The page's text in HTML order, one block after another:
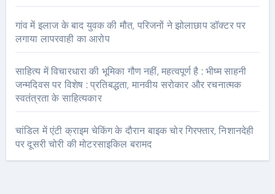
गांव में इलाज के बाद युवक की मौत, परिजनों ने झोलाछाप डॉक्टर पर
लगाया लापरवाही का आरोप
साहित्य में विचारधारा की भूमिका गौण नहीं, महत्वपूर्ण है : भीष्म साहनी
जन्मदिवस पर विशेष : प्रतिबद्धता, मानवीय सरोकार और रचनात्मक
स्वतंत्रता के साहित्यकार
चांडिल में एंटी क्राइम चेकिंग के दौरान बाइक चोर गिरफ्तार, निशानदेही
पर दूसरी चोरी की मोटरसाइकिल बरामद